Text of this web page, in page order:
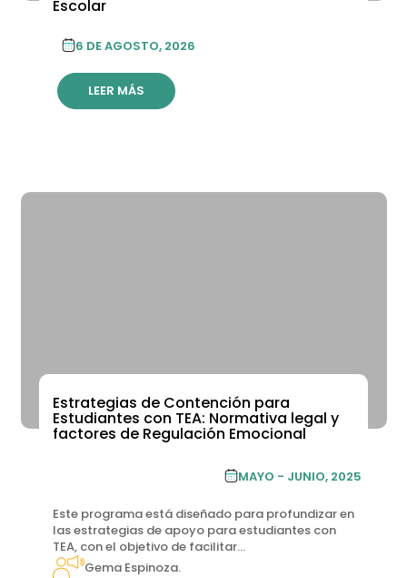
Escolar
6 DE AGOSTO, 2026
LEER MÁS
ACADEMIA DE FORMACIÓN CONTINUA
Estrategias de Contención para
Estudiantes con TEA: Normativa legal y
factores de Regulación Emocional
MAYO - JUNIO, 2025
Este programa está diseñado para profundizar en
las estrategias de apoyo para estudiantes con
TEA, con el objetivo de facilitar...
Gema Espinoza.